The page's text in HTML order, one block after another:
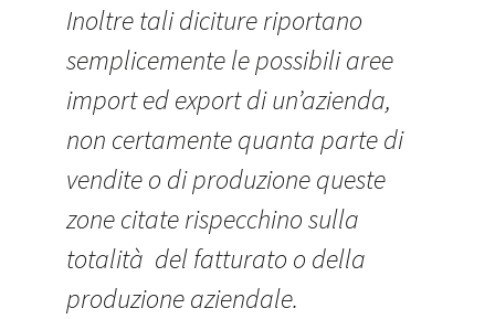
Inoltre tali diciture riportano
semplicemente le possibili aree
import ed export di un’azienda,
non certamente quanta parte di
vendite o di produzione queste
zone citate rispecchino sulla
totalità del fatturato o della
produzione aziendale.